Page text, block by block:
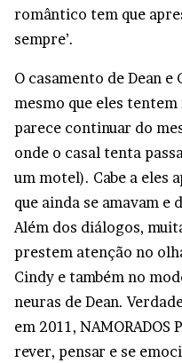
romântico tem que
sempre’.
O casamento de Dean
mesmo que eles
parece continuar do
onde o casal tenta
um motel). Cabe a eles
que ainda se amavam
Além dos diálogos,
prestem atenção no
Cindy e também no
neuras de Dean.
em 2011, NAMORADOS
rever, pensar e se